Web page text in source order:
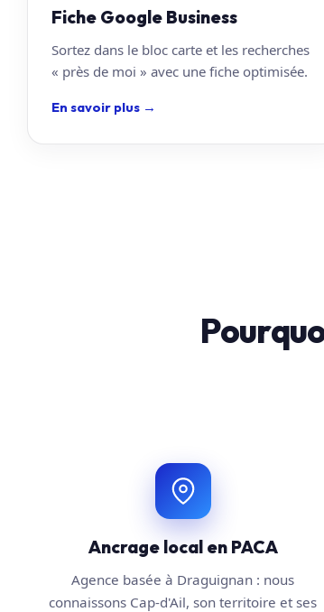
Fiche Google Business
Sortez dans le bloc carte et les recherches
« près de moi » avec une fiche optimisée.
En savoir plus →
Ancrage local en PACA
Agence basée à Draguignan : nous
connaissons Cap-d'Ail, son territoire et ses